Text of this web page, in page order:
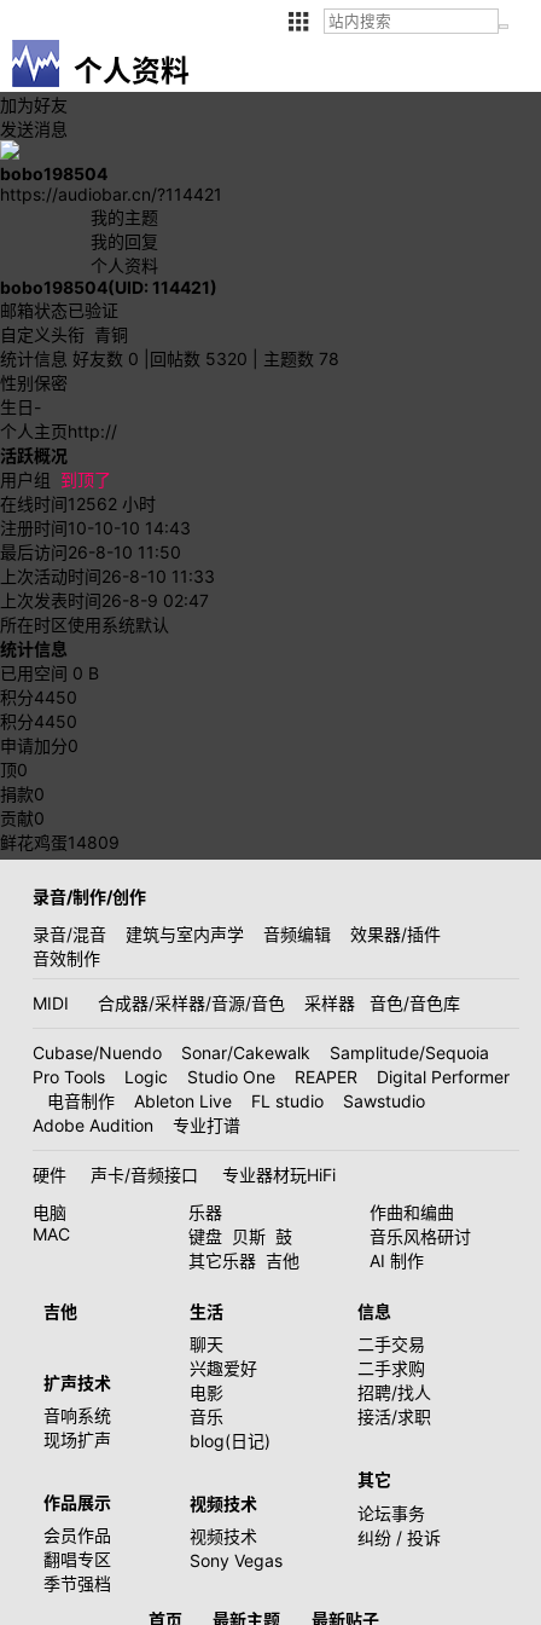
个人资料
加为好友
发送消息
bobo198504
https://audiobar.cn/?114421
我的主题
我的回复
个人资料
bobo198504(UID: 114421)
邮箱状态已验证
自定义头衔 青铜
统计信息 好友数 0 回帖数 5320
主题数 78
性别保密
生日-
个人主页http://
活跃概况
用户组 到顶了
在线时间12562 小时
注册时间10-10-10 14:43
最后访问26-8-10 11:50
上次活动时间26-8-10 11:33
上次发表时间26-8-9 02:47
所在时区使用系统默认
统计信息
已用空间 0 B
积分4450
积分4450
申请加分0
顶0
捐款0
贡献0
鲜花鸡蛋14809
录音/制作/创作
录音/混音
建筑与室内声学 音频编辑
效果器/插件
音效制作
MIDI 合成器/采样器/音源/音色 采样器 音色/音色库
Cubase/Nuendo Sonar/Cakewalk
Samplitude/Sequoia
Pro Tools
Logic Studio One REAPER
Digital Performer
电音制作
Ableton Live FL studio
Sawstudio
Adobe Audition
专业打谱
硬件 声卡/音频接口
专业器材玩HiFi
电脑
MAC
乐器
键盘 贝斯 鼓
其它乐器 吉他
作曲和编曲
音乐风格研讨
AI 制作
吉他
扩声技术
音响系统
现场扩声
作品展示
会员作品
翻唱专区
季节强档
生活
聊天
兴趣爱好
电影
音乐
blog(日记)
视频技术
视频技术
Sony Vegas
信息
二手交易
二手求购
招聘/找人
接活/求职
其它
论坛事务
纠纷 / 投诉
首页 最新主题 最新贴子